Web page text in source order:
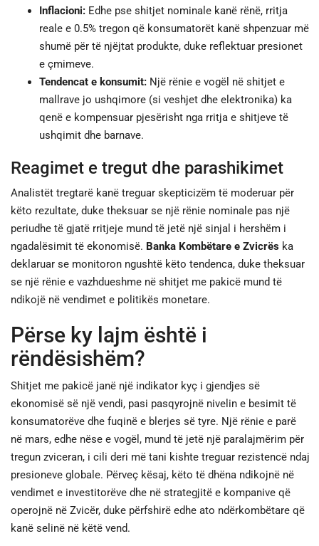
Inflacioni: Edhe pse shitjet nominale kanë rënë, rritja
reale e 0.5% tregon që konsumatorët kanë shpenzuar më
shumë për të njëjtat produkte, duke reflektuar presionet
e çmimeve.
Tendencat e konsumit: Një rënie e vogël në shitjet e
mallrave jo ushqimore (si veshjet dhe elektronika) ka
qenë e kompensuar pjesërisht nga rritja e shitjeve të
ushqimit dhe barnave.
Reagimet e tregut dhe parashikimet
Analistët tregtarë kanë treguar skepticizëm të moderuar për
këto rezultate, duke theksuar se një rënie nominale pas një
periudhe të gjatë rritjeje mund të jetë një sinjal i hershëm i
ngadalësimit të ekonomisë. Banka Kombëtare e Zvicrës ka
deklaruar se monitoron ngushtë këto tendenca, duke theksuar
se një rënie e vazhdueshme në shitjet me pakicë mund të
ndikojë në vendimet e politikës monetare.
Përse ky lajm është i
rëndësishëm?
Shitjet me pakicë janë një indikator kyç i gjendjes së
ekonomisë së një vendi, pasi pasqyrojnë nivelin e besimit të
konsumatorëve dhe fuqinë e blerjes së tyre. Një rënie e parë
në mars, edhe nëse e vogël, mund të jetë një paralajmërim për
tregun zviceran, i cili deri më tani kishte treguar rezistencë ndaj
presioneve globale. Përveç kësaj, këto të dhëna ndikojnë në
vendimet e investitorëve dhe në strategjitë e kompanive që
operojnë në Zvicër, duke përfshirë edhe ato ndërkombëtare që
kanë selinë në këtë vend.